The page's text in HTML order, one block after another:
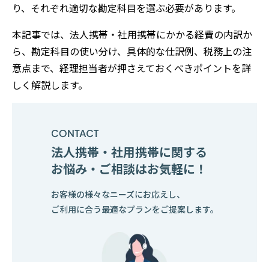
り、それぞれ適切な勘定科目を選ぶ必要があります。
本記事では、法人携帯・社用携帯にかかる経費の内訳か
ら、勘定科目の使い分け、具体的な仕訳例、税務上の注
意点まで、経理担当者が押さえておくべきポイントを詳
しく解説します。
法人携帯・社用携帯に関する
お悩み・ご相談はお気軽に！
お客様の様々なニーズにお応えし、
ご利用に合う最適なプランをご提案します。